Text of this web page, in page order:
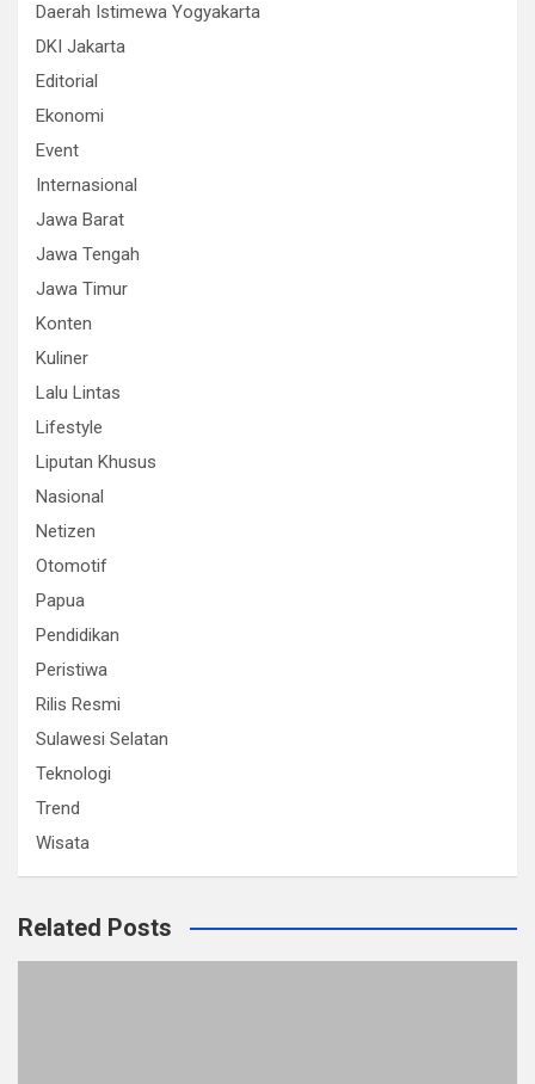
Daerah Istimewa Yogyakarta
DKI Jakarta
Editorial
Ekonomi
Event
Internasional
Jawa Barat
Jawa Tengah
Jawa Timur
Konten
Kuliner
Lalu Lintas
Lifestyle
Liputan Khusus
Nasional
Netizen
Otomotif
Papua
Pendidikan
Peristiwa
Rilis Resmi
Sulawesi Selatan
Teknologi
Trend
Wisata
Related Posts